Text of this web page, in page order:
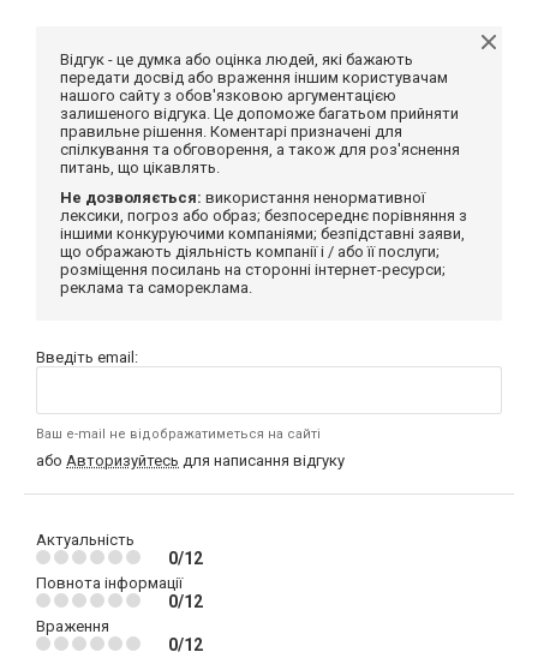
Відгук - це думка або оцінка людей, які бажають
передати досвід або враження іншим користувачам
нашого сайту з обов'язковою аргументацією
залишеного відгука. Це допоможе багатьом прийняти
правильне рішення. Коментарі призначені для
спілкування та обговорення, а також для роз'яснення
питань, що цікавлять.
Не дозволяється: використання ненормативної
лексики, погроз або образ; безпосереднє порівняння з
іншими конкуруючими компаніями; безпідставні заяви,
що ображають діяльність компанії і / або її послуги;
розміщення посилань на сторонні інтернет-ресурси;
реклама та самореклама.
Введіть email:
Ваш e-mail не відображатиметься на сайті
або Авторизуйтесь для написання відгуку
Актуальність
0/12
Повнота інформації
0/12
Враження
0/12